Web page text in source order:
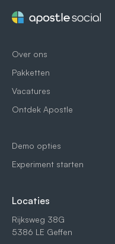
Over ons
Pakketten
Vacatures
Ontdek Apostle
Demo opties
Experiment starten
Locaties
Rijksweg 38G
5386 LE Geffen